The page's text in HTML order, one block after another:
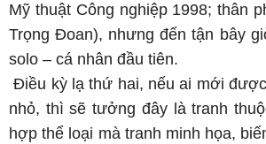
Mỹ thuật Công nghiệp 1998; thân
Trọng Đoan), nhưng đến tận bây
solo – cá nhân đầu tiên.
Điều kỳ lạ thứ hai, nếu ai mới
nhỏ, thì sẽ tưởng đây là tranh
hợp thể loại mà tranh minh họa,